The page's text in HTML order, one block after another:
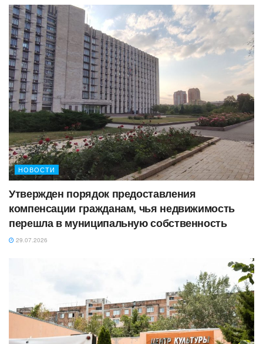
НОВОСТИ
Утвержден порядок предоставления
компенсации гражданам, чья недвижимость
перешла в муниципальную собственность
29.07.2026